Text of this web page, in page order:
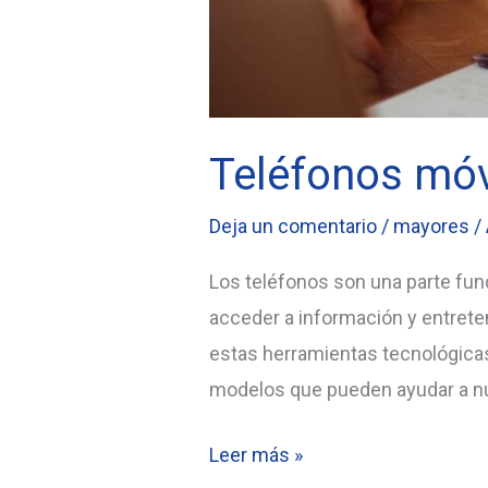
Teléfonos
Deja un comentario / mayores /
Los teléfonos son una parte
acceder a información y
estas herramientas
modelos que pueden ayudar a
Teléfonos
Leer más »